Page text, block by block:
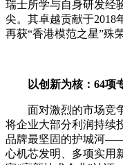
瑞士所学与自身研发经
尖。其卓越贡献于2018
再获“香港模范之星”殊
以创新为核：64项
面对激烈的市场竞
将企业大部分利润持续
品牌最坚固的护城河
心机芯发明、多项实用